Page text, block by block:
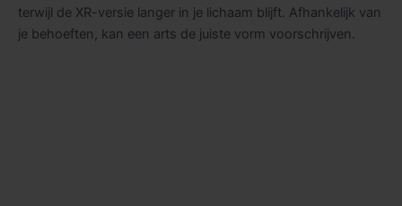
terwijl de XR-versie langer in je lichaam blijft. Afhankelijk van
je behoeften, kan een arts de juiste vorm voorschrijven.